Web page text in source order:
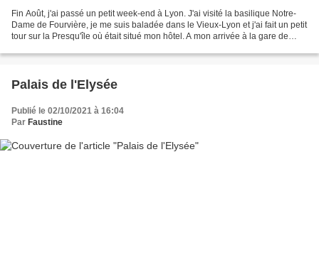
Fin Août, j'ai passé un petit week-end à Lyon. J'ai visité la basilique Notre-
Dame de Fourvière, je me suis baladée dans le Vieux-Lyon et j'ai fait un petit
tour sur la Presqu'île où était situé mon hôtel. A mon arrivée à la gare de
Palais de l'Elysée
Publié le 02/10/2021 à 16:04
Par Faustine